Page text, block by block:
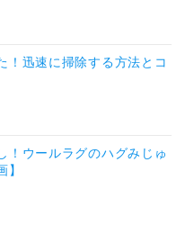
！迅速に掃除する方法とコ
！ウールラグのハグみじゅ
】